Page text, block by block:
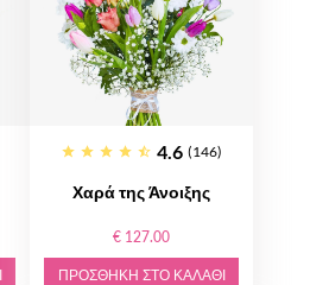
4.6 (146)
Χαρά της Άνοιξης
€ 127.00
ΠΡΟΣΘΉΚΗ ΣΤΟ ΚΑΛΆΘΙ